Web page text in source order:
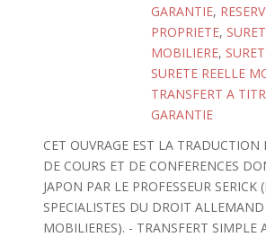
GARANTIE,
PROPRIETE,
MOBILIERE,
SURETE REELLE
TRANSFERT A
GARANTIE
CET OUVRAGE EST LA TRADUCTION
DE COURS ET DE CONFERENCES
JAPON PAR LE PROFESSEUR SERICK
SPECIALISTES DU DROIT ALLEMAND
MOBILIERES). - TRANSFERT SIMPLE